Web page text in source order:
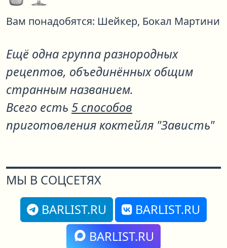
Вам понадобятся: Шейкер, Бокал Мартини
Ещё одна группа разнородных
рецептов, объединённых общим
странным названием.
Всего есть 5 способов
приготовления коктейля "Зависть"
МЫ В СОЦСЕТЯХ
BARLIST.RU
BARLIST.RU
BARLIST.RU